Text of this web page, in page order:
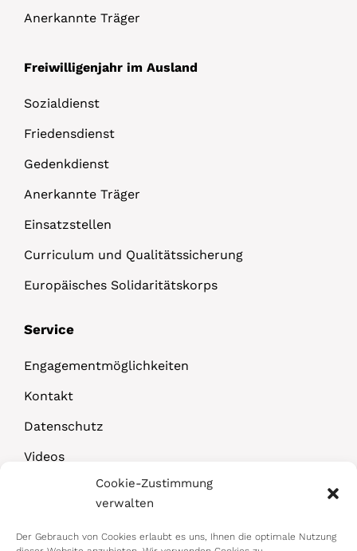
Cookie-Zustimmung
verwalten
Der Gebrauch von Cookies erlaubt es uns, Ihnen die optimale Nutzung
Anerkannte Träger
Freiwilligenjahr im Ausland
Sozialdienst
Friedensdienst
Gedenkdienst
Anerkannte Träger
Einsatzstellen
Curriculum und Qualitätssicherung
Europäisches Solidaritätskorps
Service
Engagementmöglichkeiten
Kontakt
Datenschutz
Videos